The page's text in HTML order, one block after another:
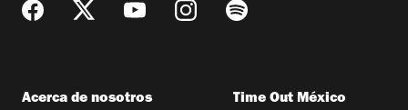
Acerca de nosotros Time Out México